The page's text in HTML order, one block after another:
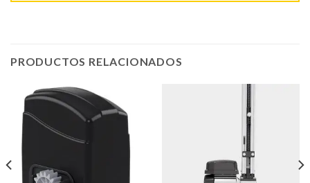
PRODUCTOS RELACIONADOS